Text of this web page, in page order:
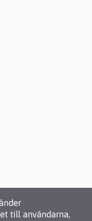
till användarna,